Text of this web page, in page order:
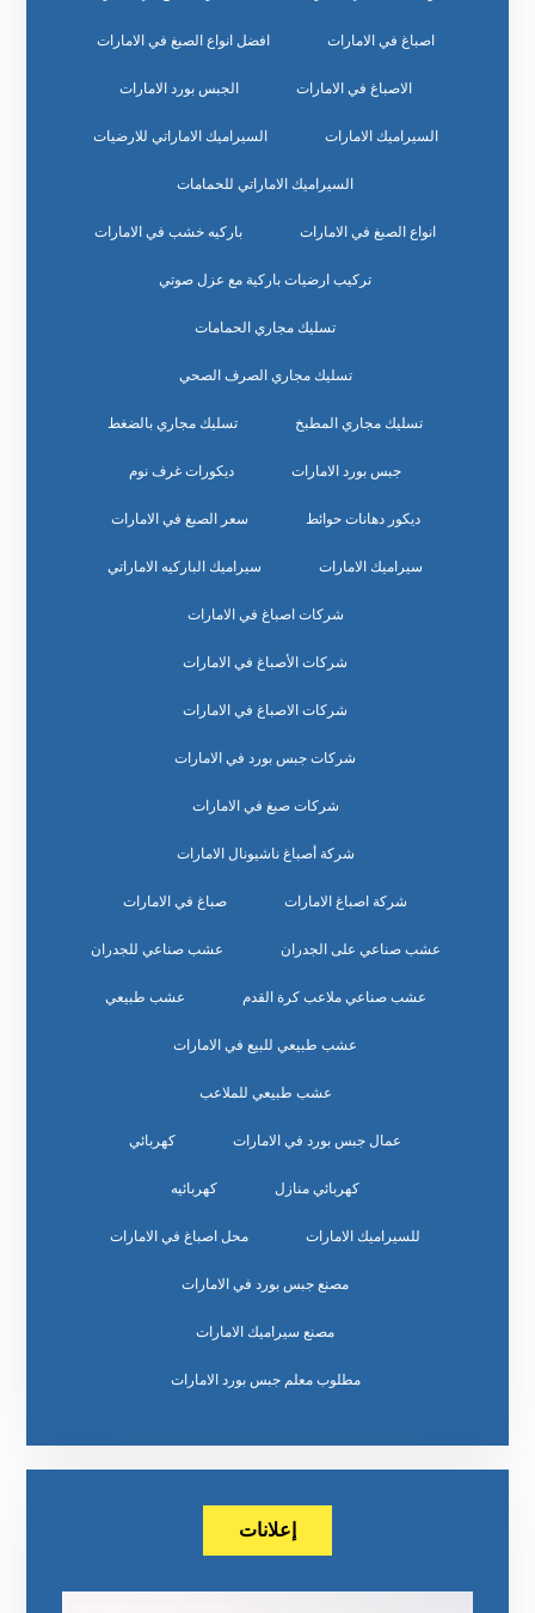
اصباغ في الامارات افضل انواع الصبغ في الامارات
الاصباغ في الامارات الجبس بورد الامارات
السيراميك الامارات السيراميك الاماراتي للارضيات
السيراميك الاماراتي للحمامات
انواع الصبغ في الامارات باركيه خشب في الامارات
تركيب ارضيات باركية مع عزل صوتي
تسليك مجاري الحمامات
تسليك مجاري الصرف الصحي
تسليك مجاري المطبخ تسليك مجاري بالضغط
جبس بورد الامارات ديكورات غرف نوم
ديكور دهانات حوائط سعر الصبغ في الامارات
سيراميك الامارات سيراميك الباركيه الاماراتي
شركات اصباغ في الامارات
شركات الأصباغ في الامارات
شركات الاصباغ في الامارات
شركات جبس بورد في الامارات
شركات صبغ في الامارات
شركة أصباغ ناشيونال الامارات
شركة اصباغ الامارات صباغ في الامارات
عشب صناعي على الجدران عشب صناعي للجدران
عشب صناعي ملاعب كرة القدم عشب طبيعي
عشب طبيعي للبيع في الامارات
عشب طبيعي للملاعب
عمال جبس بورد في الامارات كهربائي
كهربائي منازل كهربائيه
للسيراميك الامارات محل اصباغ في الامارات
مصنع جبس بورد في الامارات
مصنع سيراميك الامارات
مطلوب معلم جبس بورد الامارات
إعلانات